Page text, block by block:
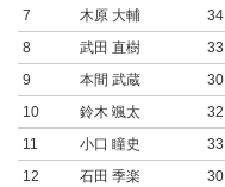
7
木原 大輔 34
8
武田 直樹 33
9
本間 武蔵 30
10
鈴木 颯太 32
11
小口 瞳史 33
12
石田 季楽 30